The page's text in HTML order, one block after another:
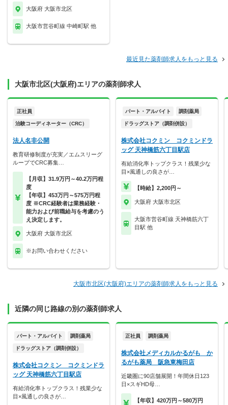
大阪府 大阪市北区
大阪市営谷町線 中崎町駅 他
最近見た薬剤師求人をもっと見る
大阪市北区(大阪府)エリアの薬剤師求人
正社員
治験コーディネーター（CRC）
法人名非公開
教育研修制度が充実／エムスリーグ
ループでCRC募集…
【月収】31.9万円～40.2万円程
度
【年収】453万円～575万円程
度 ※CRC経験者は業務経験・
能力および前職給与を考慮のう
え決定します。
大阪府 大阪市北区
※お問い合わせください
パート・アルバイト 調剤薬局
ドラッグストア（調剤併設）
株式会社コクミン コクミンドラ
ッグ 天神橋筋六丁目駅店
有給消化率トップクラス！残業少な
目×風通しの良さが…
【時給】2,200円～
大阪府 大阪市北区
大阪市営谷町線 天神橋筋六丁
目駅 他
大阪市北区(大阪府)エリアの薬剤師求人をもっと見る
近隣の同じ路線の別の薬剤師求人
パート・アルバイト 調剤薬局
ドラッグストア（調剤併設）
株式会社コクミン コクミンドラ
ッグ 天神橋筋六丁目駅店
有給消化率トップクラス！残業少な
目×風通しの良さが…
正社員 調剤薬局
株式会社メディカルかるがも か
るがも薬局 阪急東梅田店
近畿圏に90店舗展開！年間休日123
日×スギHD母…
【年収】420万円～580万円